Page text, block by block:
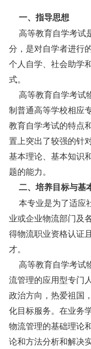
一、 指导思想
高等教育自学考试
分，是对自学者进行
个人自学、社会助学
式。
高等教育自学考试
制普通高等学校相应
教育自学考试的特点
置上突出了较强的针
基本理论、基本知识
题的能力。
二、培养目标与基
本专业是为了适应
业或企业物流部门及
得物流职业资格认证
才。
高等教育自学考试
流管理的应用型专门
政治方向，热爱祖国
化目标服务。在业务
物流管理的基础理论
论和方法分析和解决